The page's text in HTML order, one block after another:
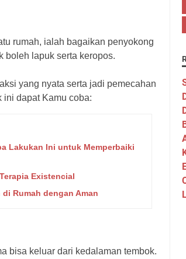
rumah, ialah bagaikan penyokong
boleh lapuk serta keropos.
yang nyata serta jadi pemecahan
ini dapat Kamu coba:
Lakukan Ini untuk Memperbaiki
Existencial
Rumah dengan Aman
bisa keluar dari kedalaman tembok.